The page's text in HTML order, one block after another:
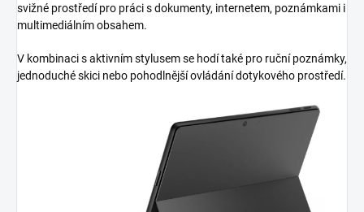
svižné prostředí pro práci s dokumenty, internetem, poznámkami i
multimediálním obsahem.
V kombinaci s aktivním stylusem se hodí také pro ruční poznámky,
jednoduché skici nebo pohodlnější ovládání dotykového prostředí.